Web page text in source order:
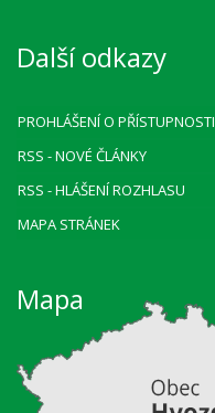
Další odkazy
PROHLÁŠENÍ O PŘÍSTUPNOSTI
RSS - NOVÉ ČLÁNKY
RSS - HLÁŠENÍ ROZHLASU
MAPA STRÁNEK
Mapa